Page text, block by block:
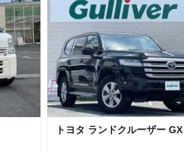
トヨタ ランドクルーザー GX